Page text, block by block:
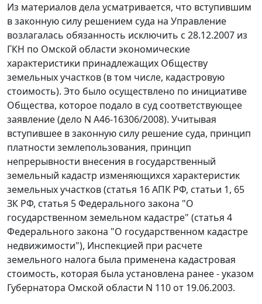
Из материалов дела усматривается, что вступившим
в законную силу решением суда на Управление
возлагалась обязанность исключить с 28.12.2007 из
ГКН по Омской области экономические
характеристики принадлежащих Обществу
земельных участков (в том числе, кадастровую
стоимость). Это было осуществлено по инициативе
Общества, которое подало в суд соответствующее
заявление (дело N А46-16306/2008). Учитывая
вступившее в законную силу решение суда, принцип
платности землепользования, принцип
непрерывности внесения в государственный
земельный кадастр изменяющихся характеристик
земельных участков (статья 16АПК РФ, статьи 1, 65
ЗК РФ, статья 5Федерального закона "О
государственном земельном кадастре" (статья 4
Федерального закона "О государственном кадастре
недвижимости"), Инспекцией при расчете
земельного налога была применена кадастровая
стоимость, которая была установлена ранее -указом
Губернатора Омской области N 110 от 19.06.2003.